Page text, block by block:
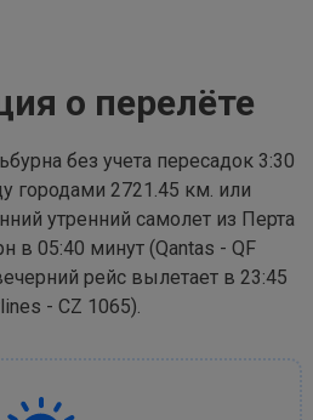
о перелёте
без учета пересадок 3:30
городами 2721.45 км. или
утренний самолет из Перта
в 05:40 минут (Qantas - QF
рейс вылетает в 23:45
- CZ 1065).